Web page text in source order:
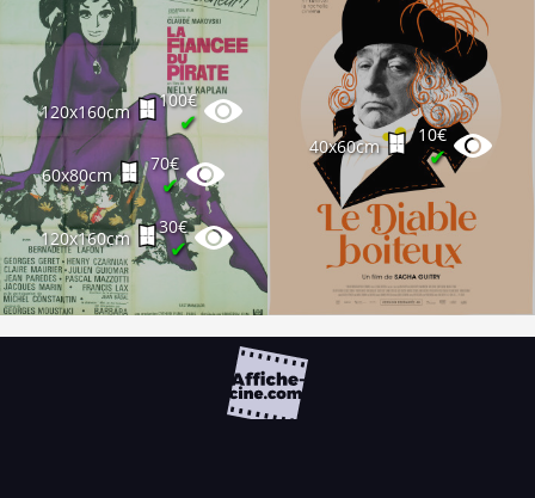
120x160cm
100€
✔
60x80cm
70€
✔
120x160cm
30€
✔
40x60cm
10€
✔